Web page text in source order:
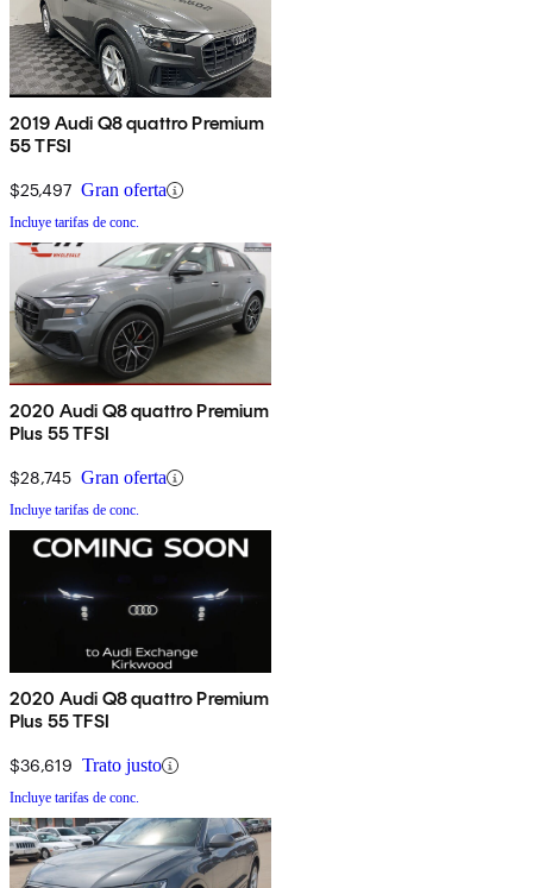
2019 Audi Q8 quattro Premium
55 TFSI
$25,497 Gran oferta
Incluye tarifas de conc.
2020 Audi Q8 quattro Premium
Plus 55 TFSI
$28,745 Gran oferta
Incluye tarifas de conc.
2020 Audi Q8 quattro Premium
Plus 55 TFSI
$36,619 Trato justo
Incluye tarifas de conc.